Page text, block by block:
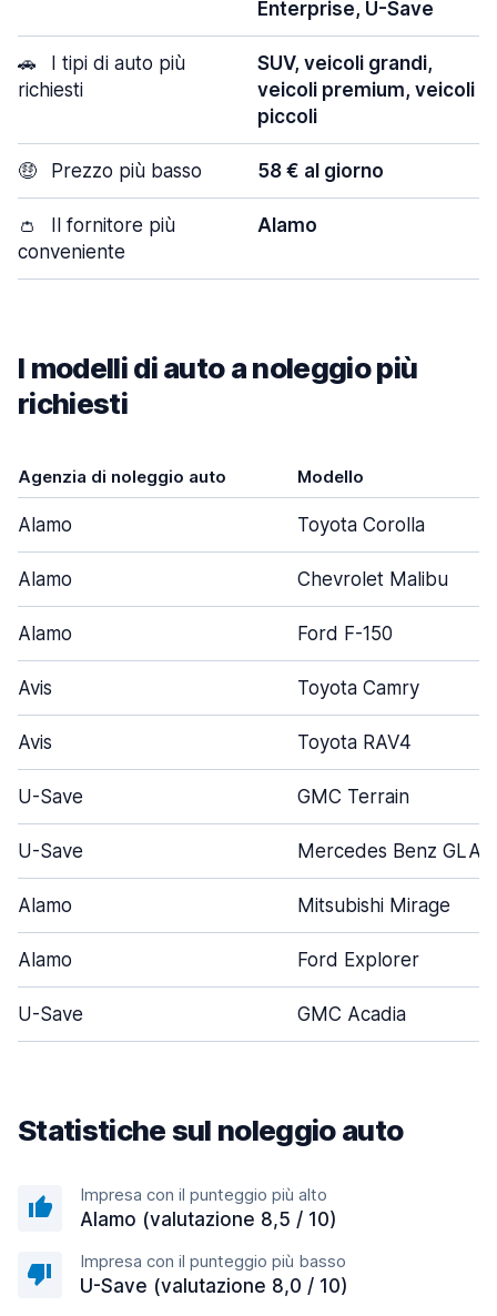
Enterprise, U-Save
🚗
I tipi di auto più
richiesti
SUV, veicoli grandi,
veicoli premium, veicoli
piccoli
🤑 Prezzo più basso 58 € al giorno
👛
Il fornitore più
conveniente
Alamo
I modelli di auto a noleggio più
richiesti
Agenzia di noleggio auto Modello
Alamo Toyota Corolla
Alamo Chevrolet Malibu
Alamo Ford F-150
Avis Toyota Camry
Avis Toyota RAV4
U-Save GMC Terrain
U-Save Mercedes Benz GLA
Alamo Mitsubishi Mirage
Alamo Ford Explorer
U-Save GMC Acadia
Statistiche sul noleggio auto
Impresa con il punteggio più alto
Alamo (valutazione 8,5 / 10)
Impresa con il punteggio più basso
U-Save (valutazione 8,0 / 10)